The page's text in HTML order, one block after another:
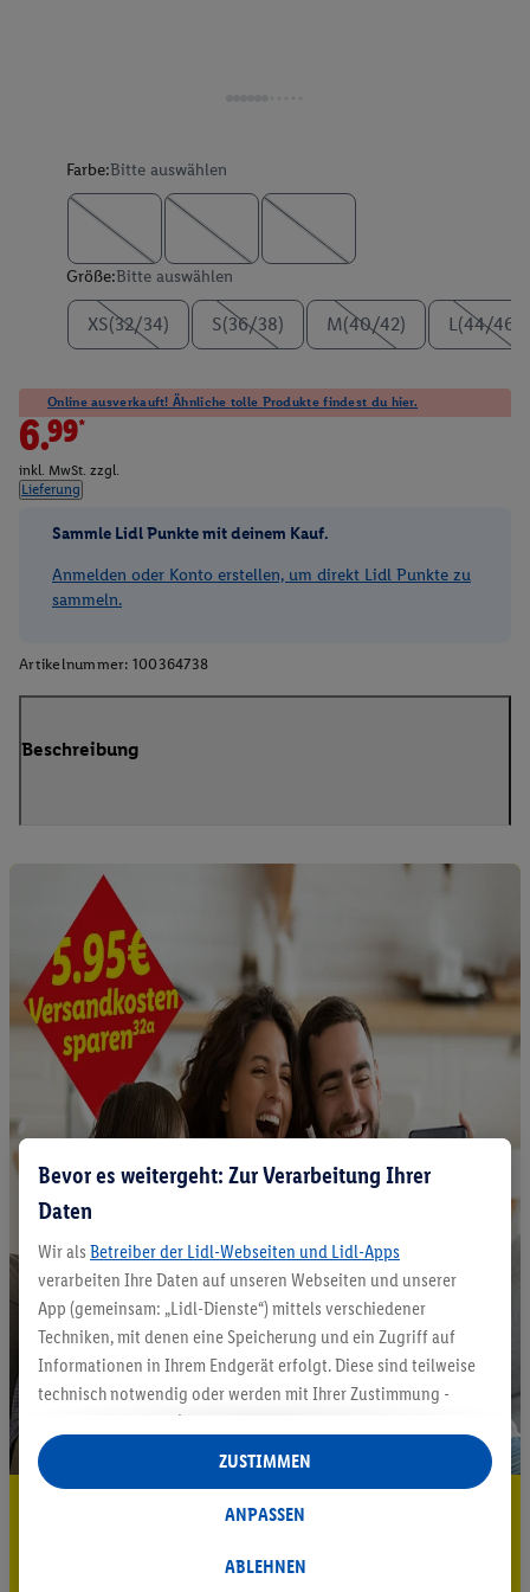
Farbe:Bitte auswählen
Größe:Bitte auswählen
XS(32/34) S(36/38) M(40/42) L(44/46)
Online ausverkauft! Ähnliche tolle Produkte findest du hier.
6.99*
inkl. MwSt. zzgl.
Lieferung
Sammle Lidl Punkte mit deinem Kauf.
Anmelden oder Konto erstellen, um direkt Lidl Punkte zu
sammeln.
Artikelnummer: 100364738
Beschreibung
5.95 € Versand sparen³²ᵃ
Bevor es weitergeht: Zur Verarbeitung Ihrer
Daten
Wir als Betreiber der Lidl-Webseiten und Lidl-Apps
verarbeiten Ihre Daten auf unseren Webseiten und unserer
App (gemeinsam: „Lidl-Dienste“) mittels verschiedener
Techniken, mit denen eine Speicherung und ein Zugriff auf
Informationen in Ihrem Endgerät erfolgt. Diese sind teilweise
technisch notwendig oder werden mit Ihrer Zustimmung -
auch durch Partner (u.a.
Verantwortliche; im Zusammenhang mit dem IAB TCF
insgesamt
Statistik-Erstellung oder für personalisierte Werbung
Datenverarbeitungen für personalisierte Werbung werden
ABLEHNEN
ANPASSEN
ZUSTIMMEN